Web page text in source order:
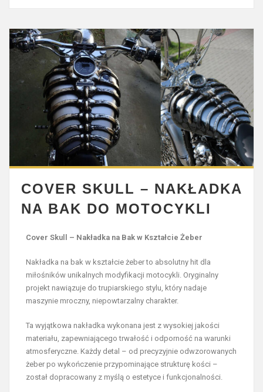
COVER SKULL – NAKŁADKA
NA BAK DO MOTOCYKLI
Cover Skull – Nakładka na Bak w Kształcie Żeber
Nakładka na bak w kształcie żeber to absolutny hit dla
miłośników unikalnych modyfikacji motocykli. Oryginalny
projekt nawiązuje do trupiarskiego stylu, który nadaje
maszynie mroczny, niepowtarzalny charakter.
Ta wyjątkowa nakładka wykonana jest z wysokiej jakości
materiału, zapewniającego trwałość i odporność na warunki
atmosferyczne. Każdy detal – od precyzyjnie odwzorowanych
żeber po wykończenie przypominające strukturę kości –
został dopracowany z myślą o estetyce i funkcjonalności.